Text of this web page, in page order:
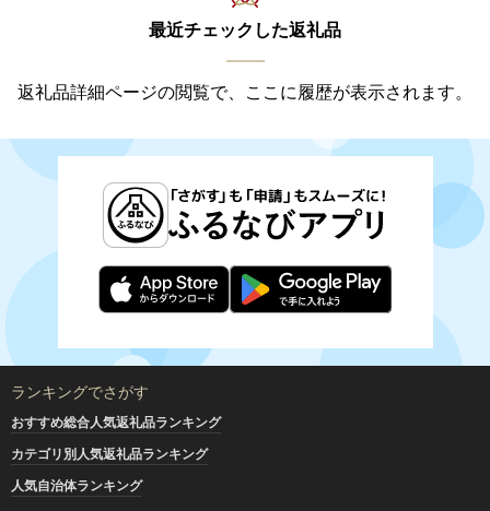
最近チェックした返礼品
返礼品詳細ページの閲覧で、ここに履歴が表示されます。
ランキングでさがす
おすすめ総合人気返礼品ランキング
カテゴリ別人気返礼品ランキング
人気自治体ランキング